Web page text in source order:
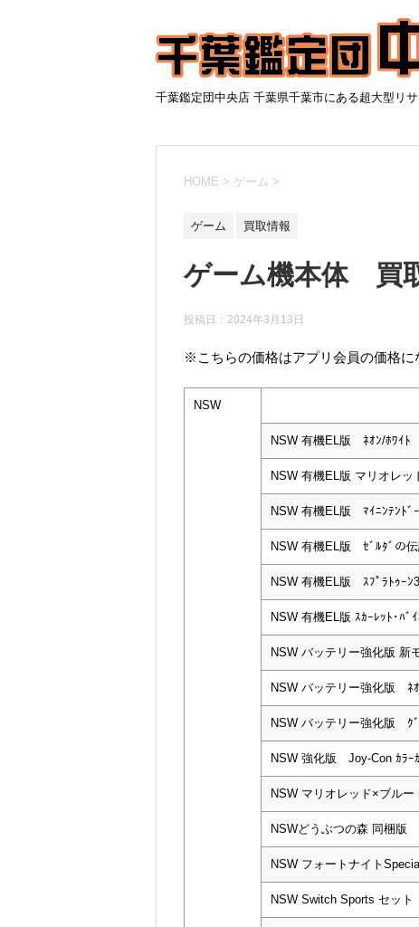
千葉鑑定団中央店 千葉県千葉市にある超大型リ
HOME > ゲーム >
ゲーム 買取情報
ゲーム機本体 買
投稿日： 2024年3月13日
※こちらの価格はアプリ会員の価格に
NSW
NSW 有機EL版 ﾈｵﾝ/ﾎﾜｲﾄ
NSW 有機EL版 マリオレッ
NSW 有機EL版 ﾏｲﾆﾝﾃﾝﾄﾞｰ
NSW 有機EL版 ｾﾞﾙﾀﾞの伝
NSW 有機EL版 ｽﾌﾟﾗﾄｩｰﾝ
NSW 有機EL版 ｽｶｰﾚｯﾄ･ﾊﾞ
NSW バッテリー強化版 新
NSW バッテリー強化版 ﾈ
NSW バッテリー強化版 ｸ
NSW 強化版 Joy-Con ｶﾗｰ
NSW マリオレッド×ブルー
NSWどうぶつの森 同梱版
NSW フォートナイト
NSW Switch Sports セット